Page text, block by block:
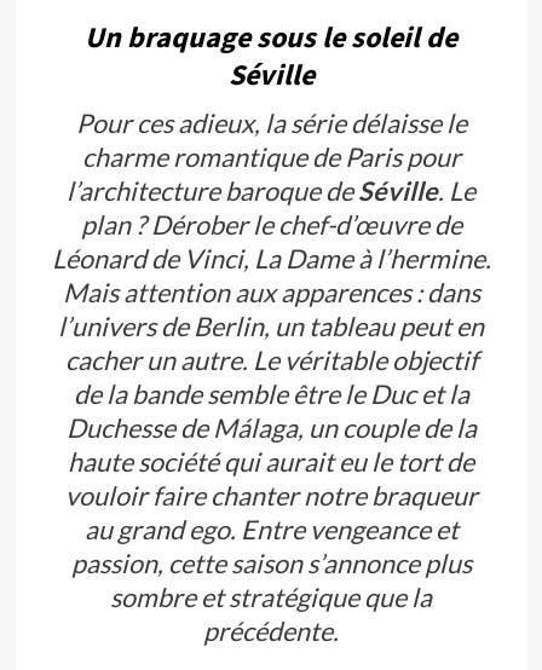
Un braquage sous le soleil de
Séville
Pour ces adieux, la série délaisse le
charme romantique de Paris pour
l’architecture baroque deSéville. Le
plan ? Dérober le chef-d’œuvre de
Léonard de Vinci, La Dame à l’hermine.
Mais attention aux apparences : dans
l’univers deBerlin, un tableau peut en
cacher un autre. Le véritable objectif
de la bande semble être le Duc et la
Duchesse de Málaga, un couple de la
haute société qui aurait eu le tort de
vouloir faire chanter notre braqueur
au grand ego. Entre vengeance et
passion, cette saison s’annonce plus
sombre et stratégique que la
précédente.